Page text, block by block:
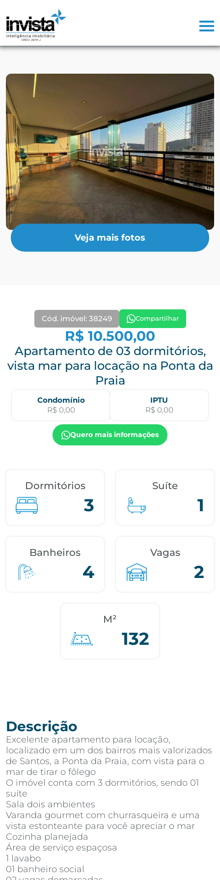
Veja mais fotos
Cód. imóvel: 38249 Compartilhar
R$ 10.500,00
Apartamento de 03 dormitórios,
vista mar para locação na Ponta da
Praia
Condomínio
R$ 0,00
IPTU
R$ 0,00
Quero mais informações
Dormitórios
3
Suíte
1
Banheiros
4
Vagas
2
M²
132
Descrição
Excelente apartamento para locação,
localizado em um dos bairros mais valorizados
de Santos, a Ponta da Praia, com vista para o
mar de tirar o fôlego
O imóvel conta com 3 dormitórios, sendo 01
suíte
Sala dois ambientes
Varanda gourmet com churrasqueira e uma
vista estonteante para você apreciar o mar
Cozinha planejada
Área de serviço espaçosa
1 lavabo
01 banheiro social